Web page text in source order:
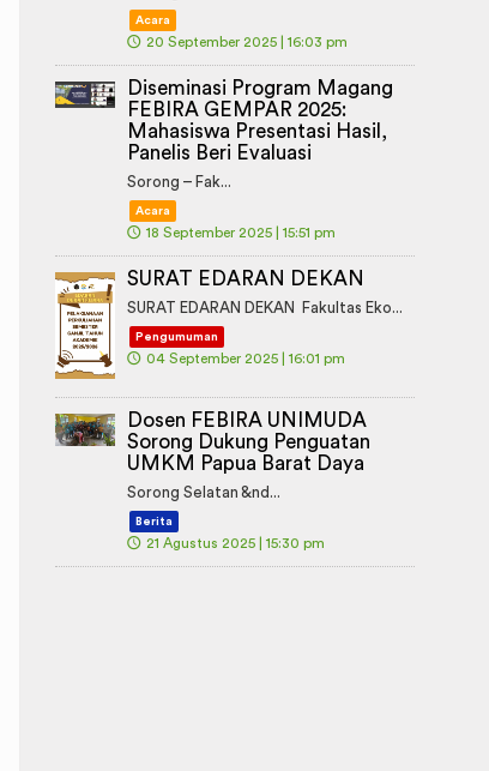
Acara
🕔 20 September 2025 | 16:03 pm
Diseminasi Program Magang
FEBIRA GEMPAR 2025:
Mahasiswa Presentasi Hasil,
Panelis Beri Evaluasi
Sorong – Fak...
Acara
🕔 18 September 2025 | 15:51 pm
SURAT EDARAN DEKAN
SURAT EDARAN DEKAN Fakultas Eko...
Pengumuman
🕔 04 September 2025 | 16:01 pm
Dosen FEBIRA UNIMUDA
Sorong Dukung Penguatan
UMKM Papua Barat Daya
Sorong Selatan &nd...
Berita
🕔 21 Agustus 2025 | 15:30 pm